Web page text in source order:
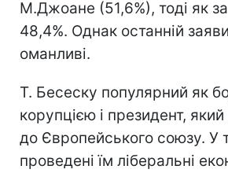
М.Джоане (51,6%), тоді як
48,4%. Однак останній
оманливі.
Т. Бесеску популярний як
корупцією і президент, який
до Європейського союзу. У
проведені їм ліберальні